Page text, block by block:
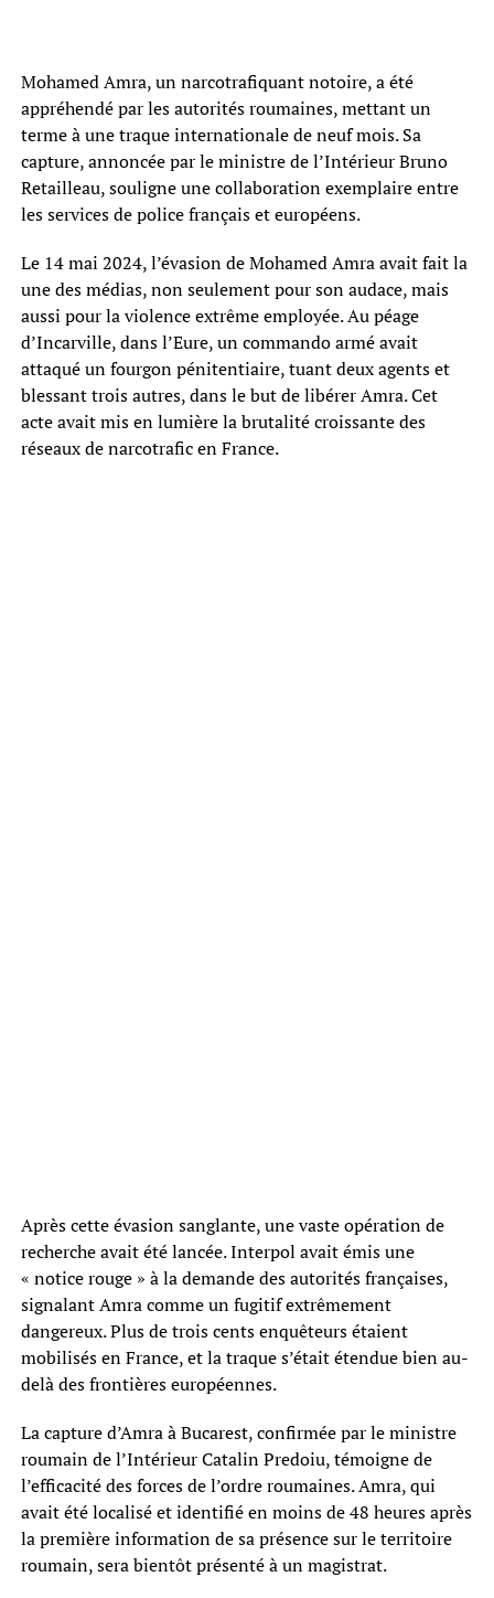
Mohamed Amra, un narcotrafiquant notoire, a été
appréhendé par les autorités roumaines, mettant un
terme à une traque internationale de neuf mois. Sa
capture, annoncée par le ministre de l’Intérieur Bruno
Retailleau, souligne une collaboration exemplaire entre
les services de police français et européens.
Le 14 mai 2024, l’évasion de Mohamed Amra avait fait la
une des médias, non seulement pour son audace, mais
aussi pour la violence extrême employée. Au péage
d’Incarville, dans l’Eure, un commando armé avait
attaqué un fourgon pénitentiaire, tuant deux agents et
blessant trois autres, dans le but de libérer Amra. Cet
acte avait mis en lumière la brutalité croissante des
réseaux de narcotrafic en France.
Après cette évasion sanglante, une vaste opération de
recherche avait été lancée. Interpol avait émis une
« notice rouge » à la demande des autorités françaises,
signalant Amra comme un fugitif extrêmement
dangereux. Plus de trois cents enquêteurs étaient
mobilisés en France, et la traque s’était étendue bien au-
delà des frontières européennes.
La capture d’Amra à Bucarest, confirmée par le ministre
roumain de l’Intérieur Catalin Predoiu, témoigne de
l’efficacité des forces de l’ordre roumaines. Amra, qui
avait été localisé et identifié en moins de 48 heures après
la première information de sa présence sur le territoire
roumain, sera bientôt présenté à un magistrat.